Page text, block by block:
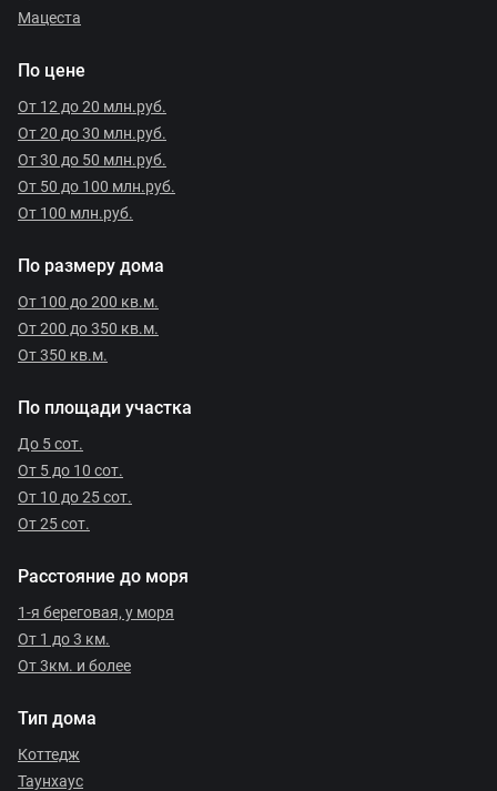
Мацеста
По цене
От 12 до 20 млн.руб.
От 20 до 30 млн.руб.
От 30 до 50 млн.руб.
От 50 до 100 млн.руб.
От 100 млн.руб.
По размеру дома
От 100 до 200 кв.м.
От 200 до 350 кв.м.
От 350 кв.м.
По площади участка
До 5 сот.
От 5 до 10 сот.
От 10 до 25 сот.
От 25 сот.
Расстояние до моря
1-я береговая, у моря
От 1 до 3 км.
От 3км. и более
Тип дома
Коттедж
Таунхаус